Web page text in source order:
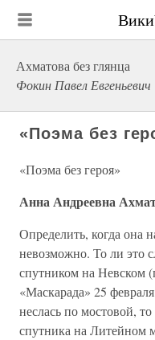
Ахматова без глянца
Фокин Павел Евгеньевич
«Поэма без
«Поэма без героя»
Анна Андреевна
Определить, когда она
невозможно. То ли это
спутником на Невском
«Маскарада» 25
неслась по мостовой,
спутника на Литейном